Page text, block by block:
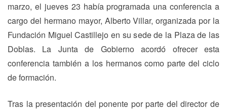
marzo, el jueves 23 había programada una conferencia a
cargo del hermano mayor, Alberto Villar, organizada por la
Fundación Miguel Castillejo en su sede de la Plaza de las
Doblas. La Junta de Gobierno acordó ofrecer esta
conferencia también a los hermanos como parte del ciclo
de formación.
Tras la presentación del ponente por parte del director de